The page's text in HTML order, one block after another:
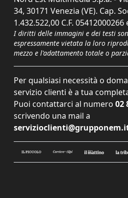
34, 30171 Venezia (VE). Cap.
1.432.522,00 C.F. 05412000266
I diritti delle immagini e dei testi
espressamente vietata la loro
mezzo e l'adattamento totale o
Per qualsiasi necessità o
servizio clienti è a tua
Puoi contattarci al numero 02
scrivendo una mail a